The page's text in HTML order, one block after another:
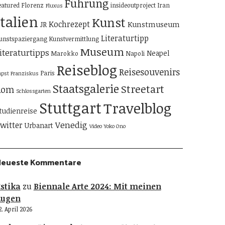
Florenz Fluxus Führung insideoutproject Iran
JR Kochrezept Kunst Kunstmuseum
Kunstvermittlung Literaturtipp
Marokko Museum Napoli Neapel
Franziskus Paris Reiseblog Reisesouvenirs
Schlossgarten Staatsgalerie Streetart
StuttgartTravelblog
Urbanart Venedig Video Yoko Ono
Kommentare
zu Biennale Arte 2024: Mit meinen
April 2026